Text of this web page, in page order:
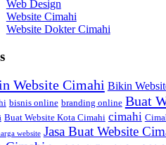
Web Design
Website Cimahi
Website Dokter Cimahi
Website Cimahi Bikin
bisnis online branding online Buat
Buat Website Kota Cimahi cimahi
website Jasa Buat Website